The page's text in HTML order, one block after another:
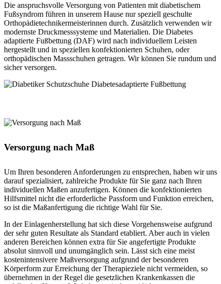
Die anspruchsvolle Versorgung von Patienten mit diabetischem
Fußsyndrom führen in unserem Hause nur speziell geschulte
Orthopädietechnikermeisterinnen durch. Zusätzlich verwenden wir
modernste Druckmesssysteme und Materialien. Die Diabetes
adaptierte Fußbettung (DAF) wird nach individuellem Leisten
hergestellt und in speziellen konfektionierten Schuhen, oder
orthopädischen Massschuhen getragen. Wir können Sie rundum und
sicher versorgen.
Versorgung nach Maß
Um Ihren besonderen Anforderungen zu entsprechen, haben wir uns
darauf spezialisiert, zahlreiche Produkte für Sie ganz nach Ihren
individuellen Maßen anzufertigen. Können die konfektionierten
Hilfsmittel nicht die erforderliche Passform und Funktion erreichen,
so ist die Maßanfertigung die richtige Wahl für Sie.
In der Einlagenherstellung hat sich diese Vorgehensweise aufgrund
der sehr guten Resultate als Standard etabliert. Aber auch in vielen
anderen Bereichen können extra für Sie angefertigte Produkte
absolut sinnvoll und unumgänglich sein. Lässt sich eine meist
kostenintensivere Maßversorgung aufgrund der besonderen
Körperform zur Erreichung der Therapieziele nicht vermeiden, so
übernehmen in der Regel die gesetzlichen Krankenkassen die